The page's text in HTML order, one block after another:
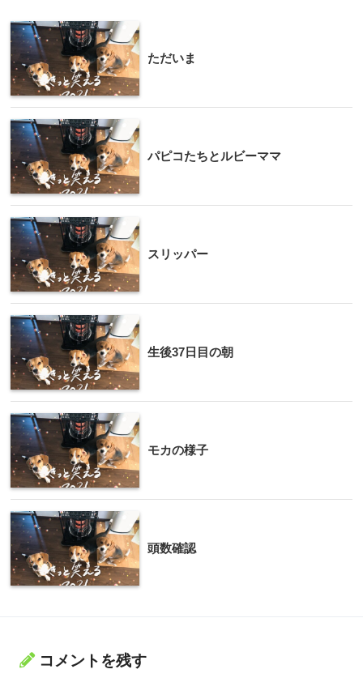
ただいま
パピコたちとルビーママ
スリッパー
生後37日目の朝
モカの様子
頭数確認
コメントを残す